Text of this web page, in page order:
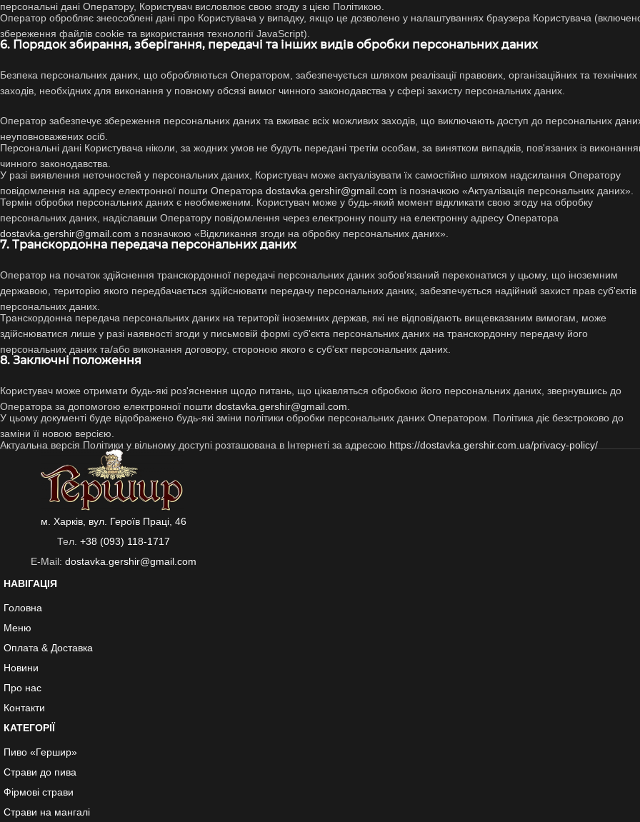
персональні дані Оператору, Користувач висловлює свою згоду з цією Політикою.
Оператор обробляє знеособлені дані про Користувача у випадку, якщо це дозволено у налаштуваннях браузера Користувача
збереження файлів cookie та використання технології JavaScript).
6. Порядок збирання, зберігання, передачі та інших видів обробки персональних даних
Безпека персональних даних, що обробляються Оператором, забезпечується шляхом реалізації правових, організаційних та технічних
заходів, необхідних для виконання у повному обсязі вимог чинного законодавства у сфері захисту персональних даних.
Оператор забезпечує збереження персональних даних та вживає всіх можливих заходів, що виключають доступ до персональних
неуповноважених осіб.
Персональні дані Користувача ніколи, за жодних умов не будуть передані третім особам, за винятком випадків, пов'язаних із
чинного законодавства.
У разі виявлення неточностей у персональних даних, Користувач може актуалізувати їх самостійно шляхом надсилання Оператору
повідомлення на адресу електронної пошти Оператора dostavka.gershir@gmail.com із позначкою «Актуалізація персональних даних».
Термін обробки персональних даних є необмеженим. Користувач може у будь-який момент відкликати свою згоду на обробку
персональних даних, надіславши Оператору повідомлення через електронну пошту на електронну адресу Оператора
dostavka.gershir@gmail.com з позначкою «Відкликання згоди на обробку персональних даних».
7. Транскордонна передача персональних даних
Оператор на початок здійснення транскордонної передачі персональних даних зобов'язаний переконатися у цьому, що іноземним
державою, територію якого передбачається здійснювати передачу персональних даних, забезпечується надійний захист прав суб'єктів
персональних даних.
Транскордонна передача персональних даних на території іноземних держав, які не відповідають вищевказаним вимогам, може
здійснюватися лише у разі наявності згоди у письмовій формі суб'єкта персональних даних на транскордонну передачу його
персональних даних та/або виконання договору, стороною якого є суб'єкт персональних даних.
8. Заключні положення
Користувач може отримати будь-які роз'яснення щодо питань, що цікавляться обробкою його персональних даних, звернувшись до
Оператора за допомогою електронної пошти dostavka.gershir@gmail.com
У цьому документі буде відображено будь-які зміни політики обробки персональних даних Оператором. Політика діє безстроково до
заміни її новою версією.
Актуальна версія Політики у вільному доступі розташована в Інтернеті за адресою https://dostavka.gershir.com.ua/privacy-policy/
м. Харків, вул. Героїв Праці, 46
Тел. +38 (093) 118-1717
E-Mail: dostavka.gershir@gmail.com
НАВІГАЦІЯ
Головна
Меню
Оплата & Доставка
Новини
Про нас
Контакти
КАТЕГОРІЇ
Пиво «Гершир»
Страви до пива
Фірмові страви
Страви на мангалі